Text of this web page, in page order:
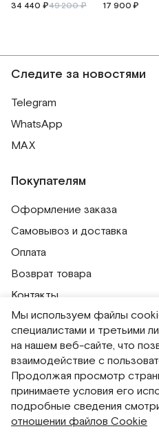
34 440 ₽49 200 ₽
17 900 ₽
Следите за новостями
Telegram
WhatsApp
MAX
Покупателям
Оформление заказа
Самовывоз и доставка
Оплата
Возврат товара
Контакты
Публичная оферта
Политика обработки
Политика использования
Согласие на получение
Согласие на обработку
Система привилегий
Мы используем файлы
специалистами и третьими
на нашем веб-сайте, что
взаимодействие с
Продолжая просмотр
принимаете условия его
подробные сведения
отношении файлов Cookie